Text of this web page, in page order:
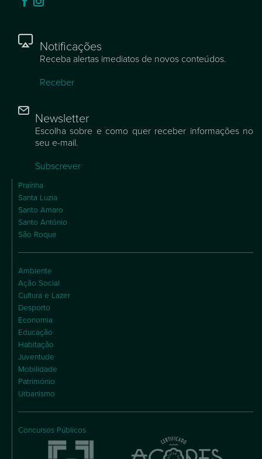
Notificações
Receba alertas imediatos de novos conteúdos.
Receber
Newsletter
Escolha sobre e como quer receber informações no
seu e-mail.
Subscrever
Praínha
Santa Luzia
Santo Amaro
Santo António
São Roque
Ambiente
Ação Social
Cultura e Lazer
Desporto
Economia
Educação
Habitação
Juventude
Mobilidade
Património
Urbanismo
Concursos Públicos